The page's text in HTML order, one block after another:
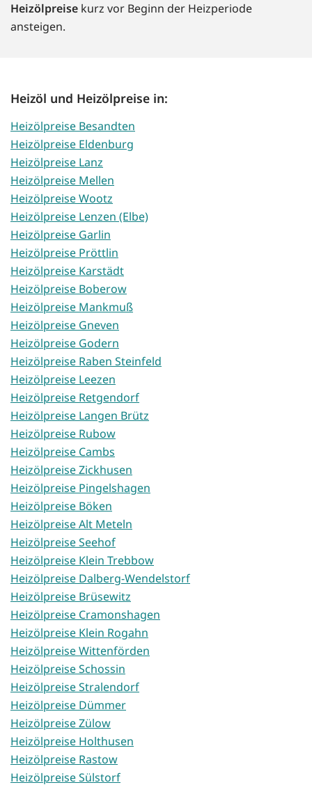
Heizölpreise kurz vor Beginn der Heizperiode
ansteigen.
Heizöl und Heizölpreise in:
Heizölpreise Besandten
Heizölpreise Eldenburg
Heizölpreise Lanz
Heizölpreise Mellen
Heizölpreise Wootz
Heizölpreise Lenzen (Elbe)
Heizölpreise Garlin
Heizölpreise Pröttlin
Heizölpreise Karstädt
Heizölpreise Boberow
Heizölpreise Mankmuß
Heizölpreise Gneven
Heizölpreise Godern
Heizölpreise Raben Steinfeld
Heizölpreise Leezen
Heizölpreise Retgendorf
Heizölpreise Langen Brütz
Heizölpreise Rubow
Heizölpreise Cambs
Heizölpreise Zickhusen
Heizölpreise Pingelshagen
Heizölpreise Böken
Heizölpreise Alt Meteln
Heizölpreise Seehof
Heizölpreise Klein Trebbow
Heizölpreise Dalberg-Wendelstorf
Heizölpreise Brüsewitz
Heizölpreise Cramonshagen
Heizölpreise Klein Rogahn
Heizölpreise Wittenförden
Heizölpreise Schossin
Heizölpreise Stralendorf
Heizölpreise Dümmer
Heizölpreise Zülow
Heizölpreise Holthusen
Heizölpreise Rastow
Heizölpreise Sülstorf